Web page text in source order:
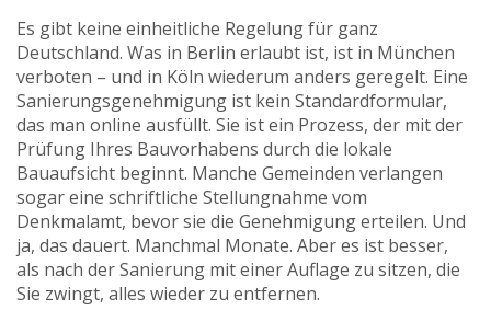
Es gibt keine einheitliche Regelung für ganz
Deutschland. Was in Berlin erlaubt ist, ist in München
verboten – und in Köln wiederum anders geregelt. Eine
Sanierungsgenehmigung ist kein Standardformular,
das man online ausfüllt. Sie ist ein Prozess, der mit der
Prüfung Ihres Bauvorhabens durch die lokale
Bauaufsicht beginnt. Manche Gemeinden verlangen
sogar eine schriftliche Stellungnahme vom
Denkmalamt, bevor sie die Genehmigung erteilen. Und
ja, das dauert. Manchmal Monate. Aber es ist besser,
als nach der Sanierung mit einer Auflage zu sitzen, die
Sie zwingt, alles wieder zu entfernen.